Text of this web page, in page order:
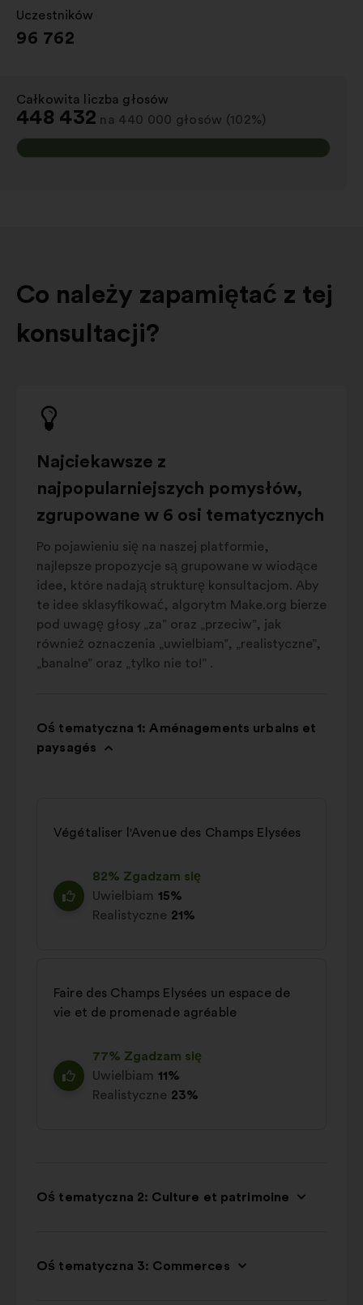
Uczestników
:
96 762
Całkowita liczba głosów
:
448 432 na 440 000 głosów (102%)
Co należy zapamiętać z tej
konsultacji?
Najciekawsze z
najpopularniejszych pomysłów,
zgrupowane w 6 osi tematycznych
Po pojawieniu się na naszej platformie,
najlepsze propozycje są grupowane w wiodące
idee, które nadają strukturę konsultacjom. Aby
te idee sklasyfikować, algorytm Make.org bierze
pod uwagę głosy „za” oraz „przeciw”, jak
również oznaczenia „uwielbiam”, „realistyczne”,
„banalne” oraz „tylko nie to!” .
Oś tematyczna 1: Aménagements urbains et
paysagés
Végétaliser l'Avenue des Champs Elysées
82% Zgadzam się
Uwielbiam 15%
Realistyczne 21%
Faire des Champs Elysées un espace de
vie et de promenade agréable
77% Zgadzam się
Uwielbiam 11%
Realistyczne 23%
Oś tematyczna 2: Culture et patrimoine
Oś tematyczna 3: Commerces